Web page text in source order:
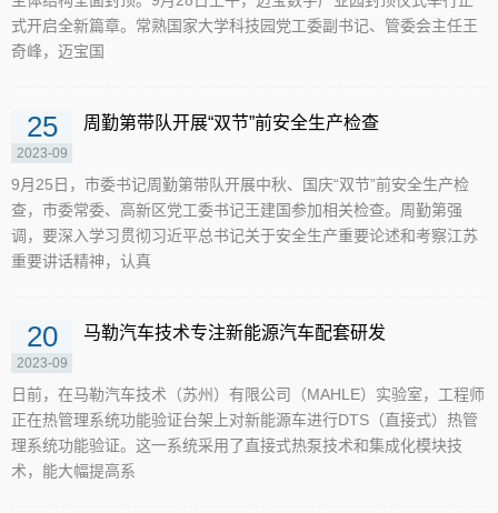
式开启全新篇章。常熟国家大学科技园党工委副书记、管委会主任王
奇峰，迈宝国
25
2023-09
周勤第带队开展“双节”前安全生产检查
9月25日，市委书记周勤第带队开展中秋、国庆“双节”前安全生产检
查，市委常委、高新区党工委书记王建国参加相关检查。周勤第强
调，要深入学习贯彻习近平总书记关于安全生产重要论述和考察江苏
重要讲话精神，认真
20
2023-09
马勒汽车技术专注新能源汽车配套研发
日前，在马勒汽车技术（苏州）有限公司（MAHLE）实验室，工程师
正在热管理系统功能验证台架上对新能源车进行DTS（直接式）热管
理系统功能验证。这一系统采用了直接式热泵技术和集成化模块技
术，能大幅提高系